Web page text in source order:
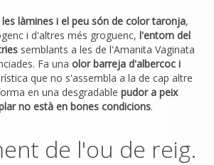
les làmines i el peu són de color taronja,
i d'altres més groguenc, l'entorn del
semblants a les de l'Amanita Vaginata
Fa una olor barreja d'albercoc i
que no s'assembla a la de cap altre
en una desgradable pudor a peix
no està en bones condicions.
de l'ou de reig.